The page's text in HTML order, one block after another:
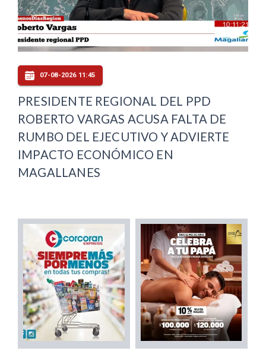
07-08-2026 11:45
PRESIDENTE REGIONAL DEL PPD
ROBERTO VARGAS ACUSA FALTA DE
RUMBO DEL EJECUTIVO Y ADVIERTE
IMPACTO ECONÓMICO EN
MAGALLANES